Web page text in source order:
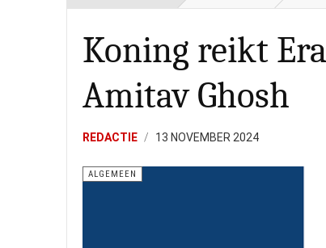
Koning reikt
Amitav Ghosh
REDACTIE 13 NOVEMBER 2024
ALGEMEEN